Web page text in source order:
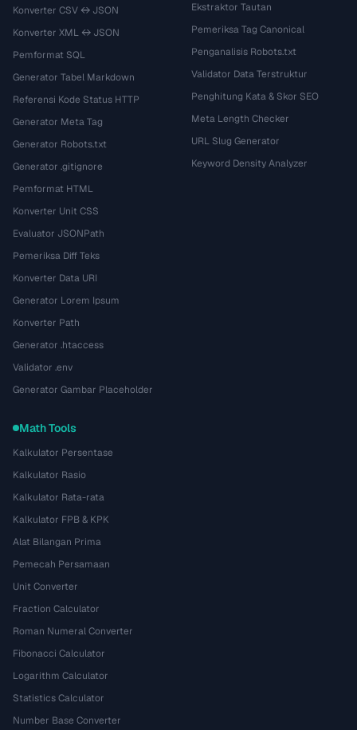
Konverter CSV ↔ JSON
Konverter XML ↔ JSON
Pemformat SQL
Generator Tabel Markdown
Referensi Kode Status HTTP
Generator Meta Tag
Generator Robots.txt
Generator .gitignore
Pemformat HTML
Konverter Unit CSS
Evaluator JSONPath
Pemeriksa Diff Teks
Konverter Data URI
Generator Lorem Ipsum
Konverter Path
Generator .htaccess
Validator .env
Generator Gambar Placeholder
Ekstraktor Tautan
Pemeriksa Tag Canonical
Penganalisis Robots.txt
Validator Data Terstruktur
Penghitung Kata & Skor SEO
Meta Length Checker
URL Slug Generator
Keyword Density Analyzer
Math Tools
Kalkulator Persentase
Kalkulator Rasio
Kalkulator Rata-rata
Kalkulator FPB & KPK
Alat Bilangan Prima
Pemecah Persamaan
Unit Converter
Fraction Calculator
Roman Numeral Converter
Fibonacci Calculator
Logarithm Calculator
Statistics Calculator
Number Base Converter